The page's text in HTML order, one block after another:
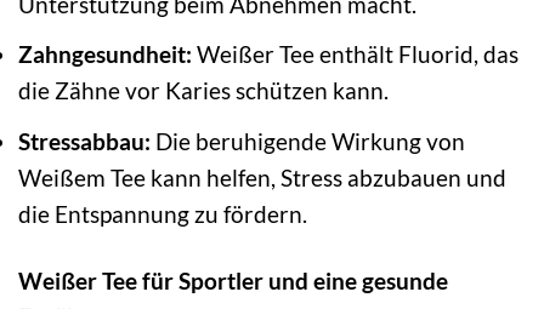
Zahngesundheit: Weißer Tee enthält Fluorid, das
die Zähne vor Karies schützen kann.
Stressabbau: Die beruhigende Wirkung von
Weißem Tee kann helfen, Stress abzubauen und
die Entspannung zu fördern.
Weißer Tee für Sportler und eine gesunde